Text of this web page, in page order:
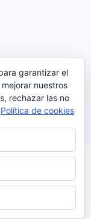
garantizar el
nuestros
rechazar las no
Política de cookies